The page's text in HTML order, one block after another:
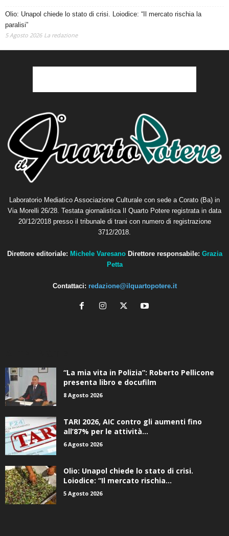
Olio: Unapol chiede lo stato di crisi. Loiodice: “Il mercato rischia la
paralisi”
5 Agosto 2026 La redazione
Laboratorio Mediatico Associazione Culturale con sede a Corato (Ba) in
Via Morelli 26/28. Testata giornalistica Il Quarto Potere registrata in data
20/12/2018 presso il tribunale di trani con numero di registrazione
3712/2018.
Direttore editoriale: Michele Varesano Direttore responsabile: Grazia
Petta
Contattaci: redazione@ilquartopotere.it
“La mia vita in Polizia”: Roberto Pellicone
presenta libro e docufilm
8 Agosto 2026
TARI 2026, AIC contro gli aumenti fino
all’87% per le attività...
6 Agosto 2026
Olio: Unapol chiede lo stato di crisi.
Loiodice: “Il mercato rischia...
5 Agosto 2026